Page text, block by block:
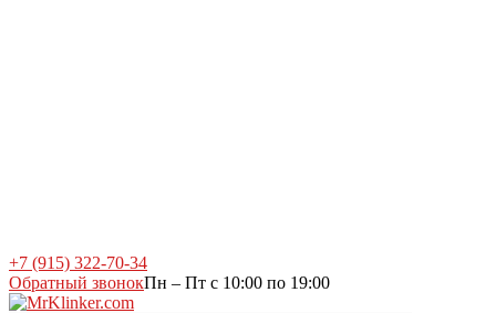
+7 (915) 322-70-34
Обратный звонокПн – Пт с 10:00 по 19:00